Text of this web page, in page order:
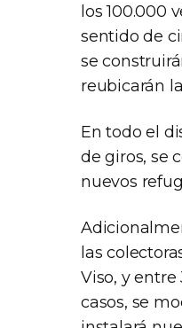
los 100.000
sentido de
se
reubicarán
En todo el
de giros, se
nuevos
las
Viso, y
casos, se